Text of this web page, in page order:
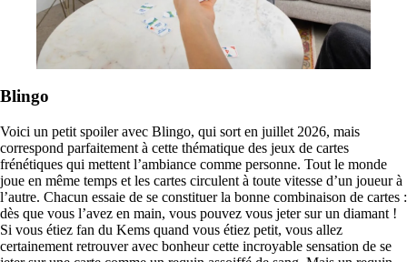
Blingo
Voici un petit spoiler avec Blingo, qui sort en juillet 2026, mais
correspond parfaitement à cette thématique des jeux de cartes
frénétiques qui mettent l’ambiance comme personne. Tout le monde
joue en même temps et les cartes circulent à toute vitesse d’un joueur à
l’autre. Chacun essaie de se constituer la bonne combinaison de cartes :
dès que vous l’avez en main, vous pouvez vous jeter sur un diamant !
Si vous étiez fan du Kems quand vous étiez petit, vous allez
certainement retrouver avec bonheur cette incroyable sensation de se